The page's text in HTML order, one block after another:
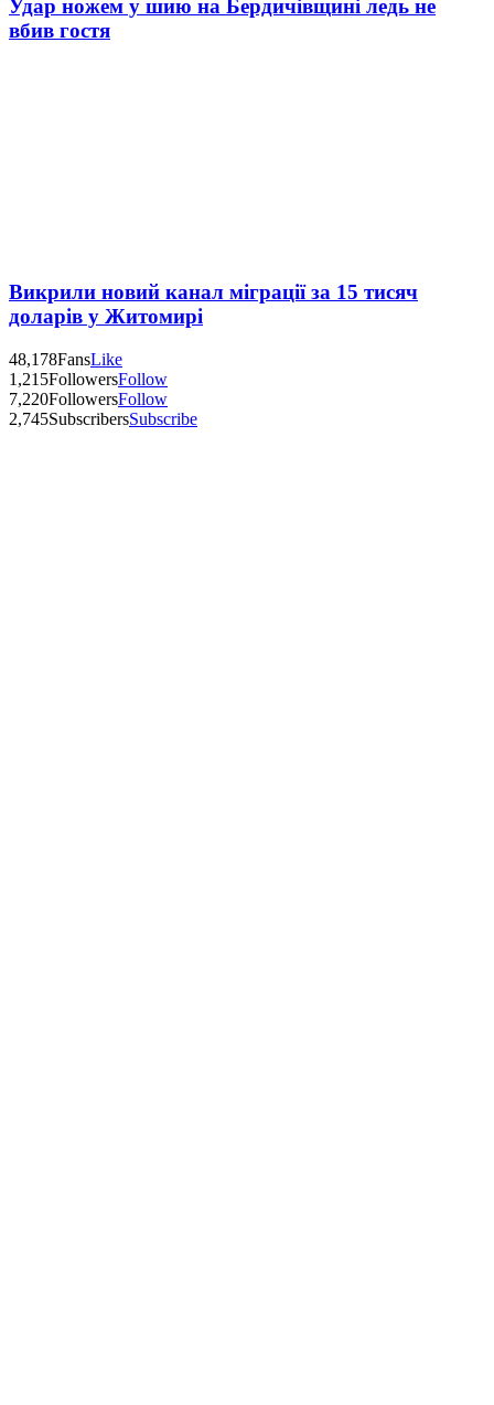
Удар ножем у шию на Бердичівщині ледь не
вбив гостя
Викрили новий канал міграції за 15 тисяч
доларів у Житомирі
48,178FansLike
1,215FollowersFollow
7,220FollowersFollow
2,745SubscribersSubscribe